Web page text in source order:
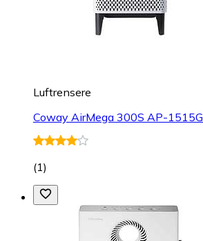
Luftrensere
Coway AirMega 300S AP-1515G
(1)